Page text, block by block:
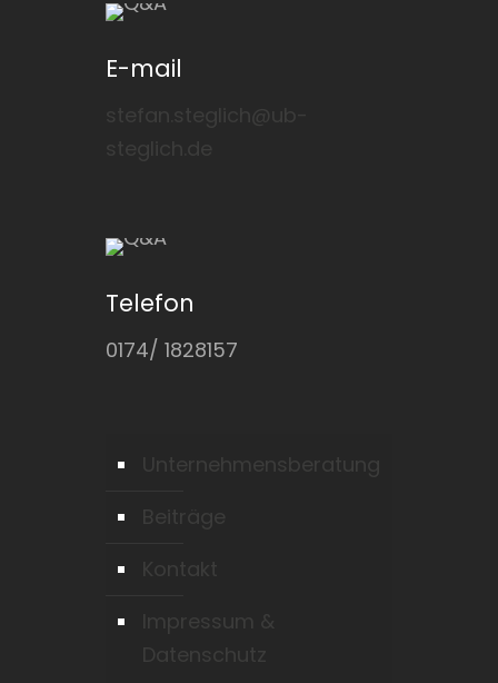
E-mail
Telefon
0174/ 1828157
Unternehmensberatung
Beiträge
Kontakt
Impressum &
Datenschutz